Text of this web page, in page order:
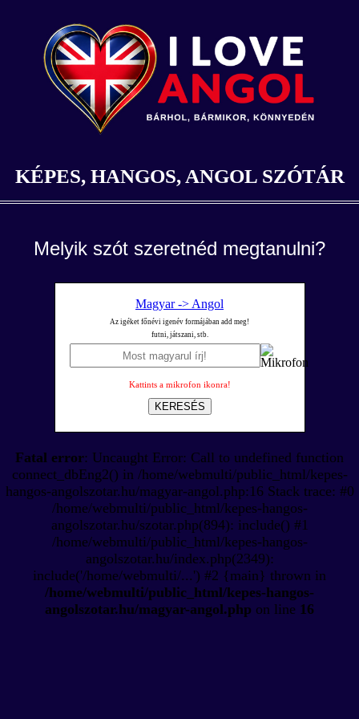
KÉPES, HANGOS, ANGOL SZÓTÁR
Melyik szót szeretnéd megtanulni?
Magyar -> Angol
Az igéket főnévi igenév formájában add meg!
futni, játszani, stb.
Kattints a mikrofon ikonra!
KERESÉS
Fatal error: Uncaught Error: Call to undefined function
connect_dbEng2() in /home/webmulti/public_html/kepes-
hangos-angolszotar.hu/magyar-angol.php:16 Stack trace: #0
/home/webmulti/public_html/kepes-hangos-
angolszotar.hu/szotar.php(894): include() #1
/home/webmulti/public_html/kepes-hangos-
angolszotar.hu/index.php(2349):
include('/home/webmulti/...') #2 {main} thrown in
/home/webmulti/public_html/kepes-hangos-
angolszotar.hu/magyar-angol.php on line 16